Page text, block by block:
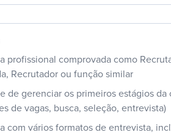
profissional comprovada como
Recrutador ou função similar
de gerenciar os primeiros estágios da
de vagas, busca, seleção, entrevista)
com vários formatos de entrevista,